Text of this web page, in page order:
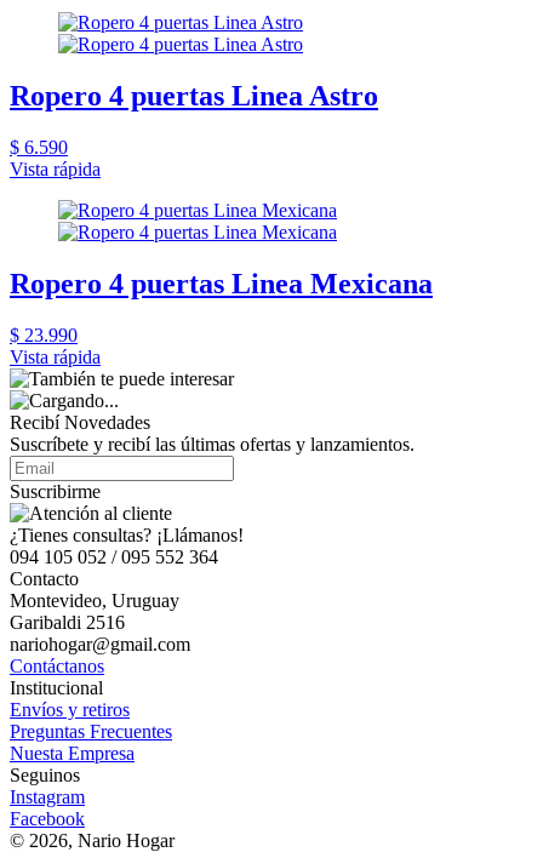
Ropero 4 puertas Linea Astro
$ 6.590
Vista rápida
Ropero 4 puertas Linea Mexicana
$ 23.990
Vista rápida
Recibí Novedades
Suscríbete y recibí las últimas ofertas y lanzamientos.
Suscribirme
¿Tienes consultas? ¡Llámanos!
094 105 052 / 095 552 364
Contacto
Montevideo, Uruguay
Garibaldi 2516
nariohogar@gmail.com
Contáctanos
Institucional
Envíos y retiros
Preguntas Frecuentes
Nuesta Empresa
Seguinos
Instagram
Facebook
© 2026, Nario Hogar